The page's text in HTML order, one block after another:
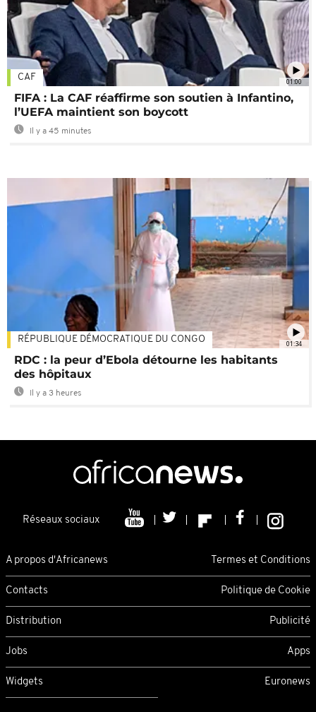
01:00
CAF
FIFA : La CAF réaffirme son soutien à Infantino,
l’UEFA maintient son boycott
Il y a 45 minutes
01:34
RÉPUBLIQUE DÉMOCRATIQUE DU CONGO
RDC : la peur d’Ebola détourne les habitants
des hôpitaux
Il y a 3 heures
Réseaux sociaux
A propos d'Africanews Termes et Conditions
Contacts Politique de Cookie
Distribution Publicité
Jobs Apps
Widgets Euronews